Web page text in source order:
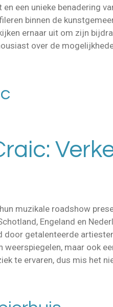
een unieke benadering
binnen de
ernaar uit om zijn
over de
muzikale roadshow
Engeland en
getalenteerde
weerspiegelen, maar ook
te ervaren, dus mis het